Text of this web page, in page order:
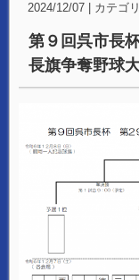
2024/12/07 カテゴ
第９回呉市長
長旗争奪野球